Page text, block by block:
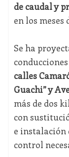
de caudal y
en los meses
Se ha
calles
Guachi” y
más de dos
con
e instalación
control